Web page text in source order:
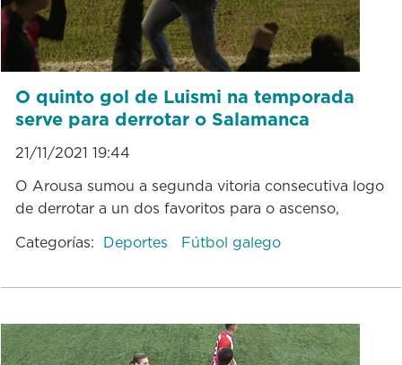
O quinto gol de Luismi na temporada
serve para derrotar o Salamanca
21/11/2021 19:44
O Arousa sumou a segunda vitoria consecutiva logo
de derrotar a un dos favoritos para o ascenso,
Categorías: Deportes Fútbol galego